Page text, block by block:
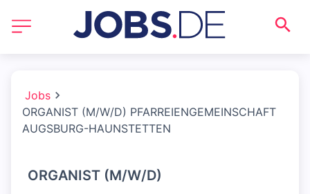
Jobs
ORGANIST (M/W/D) PFARREIENGEMEINSCHAFT
AUGSBURG-HAUNSTETTEN
ORGANIST (M/W/D)